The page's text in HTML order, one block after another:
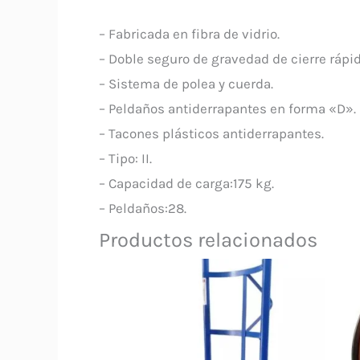
– Fabricada en fibra de vidrio.
– Doble seguro de gravedad de cierre
– Sistema de polea y cuerda.
– Peldaños antiderrapantes en forma «D».
– Tacones plásticos antiderrapantes.
– Tipo: II.
– Capacidad de carga:175 kg.
– Peldaños:28.
Productos relacionados